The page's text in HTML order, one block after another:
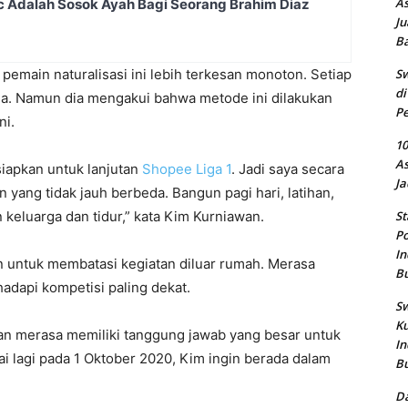
Sosok Ayah Bagi Seorang Brahim Diaz
naturalisasi ini lebih terkesan monoton. Setiap
Namun dia mengakui bahwa metode ini dilakukan
untuk lanjutan Shopee Liga 1. Jadi saya secara
yang tidak jauh berbeda. Bangun pagi hari, latihan,
dan tidur,” kata Kim Kurniawan.
membatasi kegiatan diluar rumah. Merasa
kompetisi paling dekat.
merasa memiliki tanggung jawab yang besar untuk
lagi pada 1 Oktober 2020, Kim ingin berada dalam